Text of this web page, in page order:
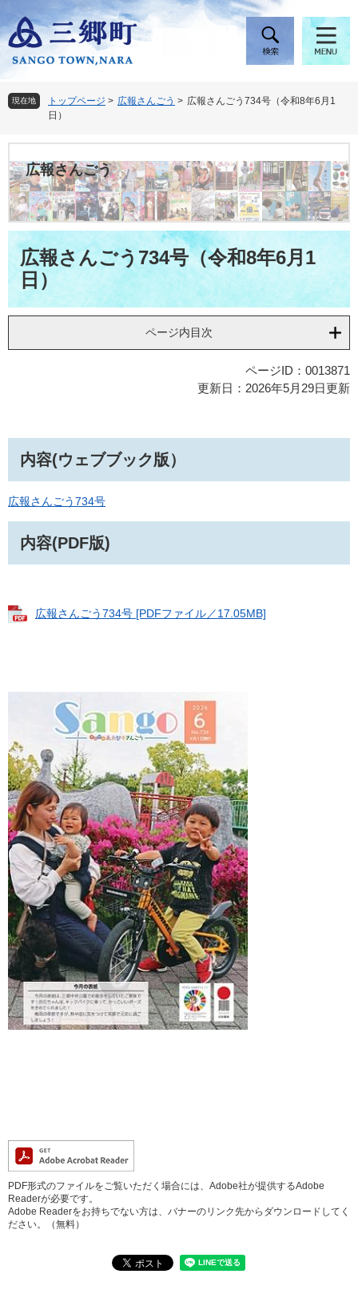
ー
ジ
頭
で
。
ニ
ュ
飛
ば
て
本
文
へ
現在地 トップページ > 広報さんごう > 広報さんごう734号（令和8年6月1
日）
広報さんごう
広報さんごう734号（令和8年6月1
日）
ページ内目次
ページID：0013871
更新日：2026年5月29日更新
内容(ウェブブック版）
広報さんごう734号
内容(PDF版)
広報さんごう734号 [PDFファイル／17.05MB]
PDF形式のファイルをご覧いただく場合には、Adobe社が提供するAdobe
Readerが必要です。
Adobe Readerをお持ちでない方は、バナーのリンク先からダウンロードしてく
ださい。（無料）